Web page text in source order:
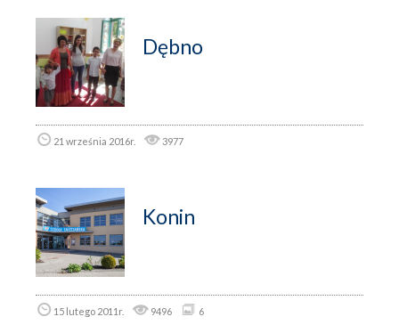
Dębno
21 września 2016r. 3977
Konin
15 lutego 2011r. 9496 6